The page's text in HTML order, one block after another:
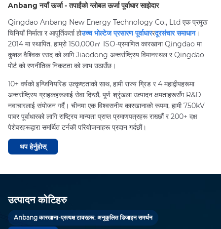
Anbang नयाँ ऊर्जा - तपाईंको ग्लोबल ऊर्जा पूर्वाधार साझेदार
Qingdao Anbang New Energy Technology Co., Ltd एक प्रमुख
चिनियाँ निर्माता र आपूर्तिकर्ता होउच्च भोल्टेज प्रसारण पूर्वाधाररदूरसंचार समाधान।
2014 मा स्थापित, हाम्रो 150,000㎡ ISO-प्रमाणित कारखाना Qingdao मा
कुशल वैश्विक रसद को लागि Jiaodong अन्तर्राष्ट्रिय विमानस्थल र Qingdao
पोर्ट को रणनीतिक निकटता को लाभ उठाउँछ।
10+ वर्षको इन्जिनियरिङ उत्कृष्टताको साथ, हामी राज्य ग्रिड र 4 महाद्वीपहरूमा
अन्तर्राष्ट्रिय ग्राहकहरूलाई सेवा दिन्छौं, पूर्ण-श्रृंखला उत्पादन क्षमताहरूसँग R&D
नवाचारलाई संयोजन गर्दै। चीनमा एक विश्वसनीय कारखानाको रूपमा, हामी 750kV
पावर पूर्वाधारको लागि राष्ट्रिय मान्यता प्राप्त प्रमाणपत्रहरू राख्छौं र 200+ दक्ष
पेशेवरहरूद्वारा समर्थित टर्नकी परियोजनाहरू प्रदान गर्दछौं।
थप हेर्नुहोस्
उत्पादन कोटिहरु
Anbang कारखाना-प्रत्यक्ष टावरहरू: अनुकूलित डिजाइन समर्थन